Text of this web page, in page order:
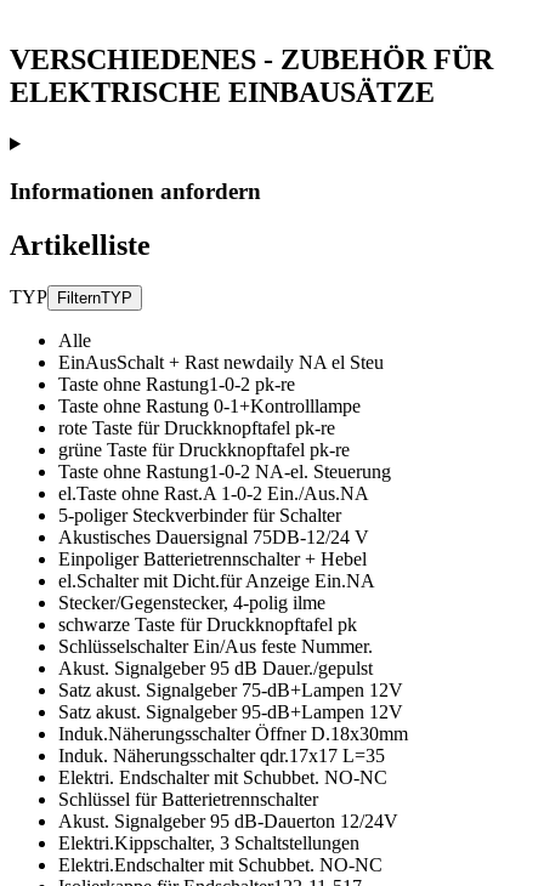
VERSCHIEDENES - ZUBEHÖR FÜR
ELEKTRISCHE EINBAUSÄTZE
Informationen anfordern
Artikelliste
TYP FilternTYP
Alle
EinAusSchalt + Rast newdaily NA el Steu
Taste ohne Rastung1-0-2 pk-re
Taste ohne Rastung 0-1+Kontrolllampe
rote Taste für Druckknopftafel pk-re
grüne Taste für Druckknopftafel pk-re
Taste ohne Rastung1-0-2 NA-el. Steuerung
el.Taste ohne Rast.A 1-0-2 Ein./Aus.NA
5-poliger Steckverbinder für Schalter
Akustisches Dauersignal 75DB-12/24 V
Einpoliger Batterietrennschalter + Hebel
el.Schalter mit Dicht.für Anzeige Ein.NA
Stecker/Gegenstecker, 4-polig ilme
schwarze Taste für Druckknopftafel pk
Schlüsselschalter Ein/Aus feste Nummer.
Akust. Signalgeber 95 dB Dauer./gepulst
Satz akust. Signalgeber 75-dB+Lampen 12V
Satz akust. Signalgeber 95-dB+Lampen 12V
Induk.Näherungsschalter Öffner D.18x30mm
Induk. Näherungsschalter qdr.17x17 L=35
Elektri. Endschalter mit Schubbet. NO-NC
Schlüssel für Batterietrennschalter
Akust. Signalgeber 95 dB-Dauerton 12/24V
Elektri.Kippschalter, 3 Schaltstellungen
Elektri.Endschalter mit Schubbet. NO-NC